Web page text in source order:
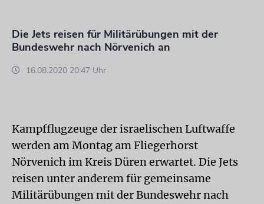
Die Jets reisen für Militärübungen mit der
Bundeswehr nach Nörvenich an
16.08.2020 20:47 Uhr
Kampfflugzeuge der israelischen Luftwaffe
werden am Montag am Fliegerhorst
Nörvenich im Kreis Düren erwartet. Die Jets
reisen unter anderem für gemeinsame
Militärübungen mit der Bundeswehr nach